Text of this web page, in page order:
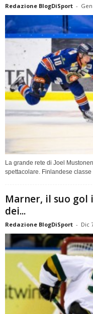
Redazione BlogDiSport -
La grande rete di Joel
spettacolare. Finlandese
Marner, il suo gol
dei...
Redazione BlogDiSport - Dic